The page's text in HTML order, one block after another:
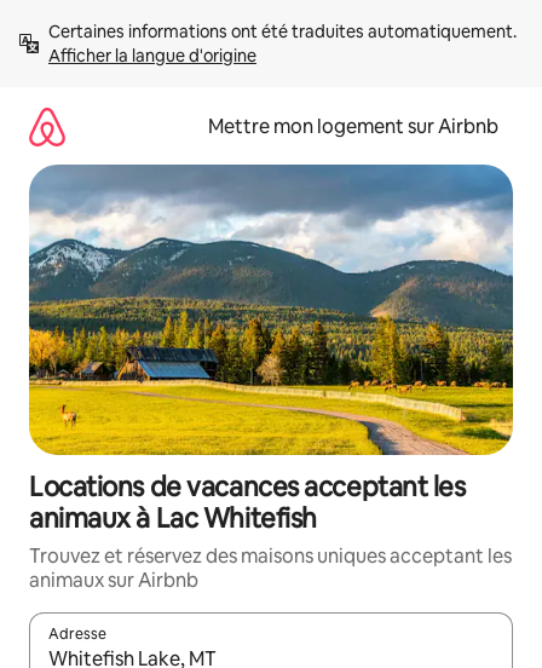
directement
Afficher la langue d'origine
Mettre mon logement sur Airbnb
Locations de vacances acceptant les
animaux à Lac Whitefish
Trouvez et réservez des maisons uniques acceptant les
animaux sur Airbnb
Adresse
Lorsque les résultats s'affichent, utilisez les flèches vers le